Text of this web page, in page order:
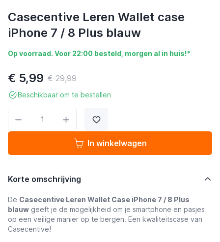
Casecentive Leren Wallet case
iPhone 7 / 8 Plus blauw
Op voorraad. Voor 22:00 besteld, morgen al in huis!*
€ 5,99 € 29,99
Beschikbaar om te bestellen
In winkelwagen
Korte omschrijving
De Casecentive Leren Wallet Case iPhone 7 / 8 Plus
blauw geeft je de mogelijkheid om je smartphone en pasjes
op een veilige manier op te bergen. Een kwaliteitscase van
Casecentive!